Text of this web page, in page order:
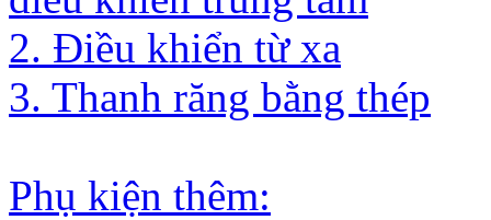
2. Điều khiển từ xa
3. Thanh răng bằng thép
Phụ kiện thêm: